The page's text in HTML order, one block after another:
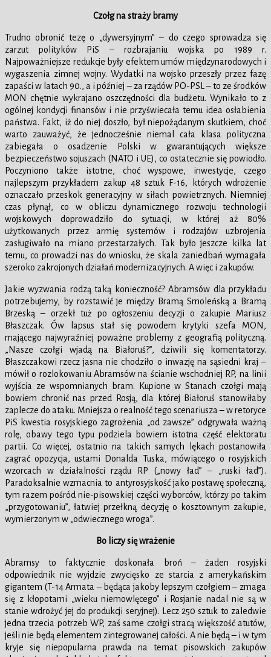
Czołg na straży bramy
Trudno obronić tezę o „dywersyjnym” – do czego sprowadza się
zarzut polityków PiS – rozbrajaniu wojska po 1989 r.
Najpoważniejsze redukcje były efektem umów międzynarodowych i
wygaszenia zimnej wojny. Wydatki na wojsko przeszły przez fazę
zapaści w latach 90., a i później – za rządów PO-PSL – to ze środków
MON chętnie wykrajano oszczędności dla budżetu. Wynikało to z
ogólnej kondycji finansów i nie przyświecała temu idea osłabienia
państwa. Fakt, iż do niej doszło, był niepożądanym skutkiem, choć
warto zauważyć, że jednocześnie niemal cała klasa polityczna
zabiegała o osadzenie Polski w gwarantujących większe
bezpieczeństwo sojuszach (NATO i UE), co ostatecznie się powiodło.
Poczyniono także istotne, choć wyspowe, inwestycje, czego
najlepszym przykładem zakup 48 sztuk F-16, których wdrożenie
oznaczało przeskok generacyjny w siłach powietrznych. Niemniej
czas płynął, co w obliczu dynamicznego rozwoju technologii
wojskowych doprowadziło do sytuacji, w której aż 80%
użytkowanych przez armię systemów i rodzajów uzbrojenia
zasługiwało na miano przestarzałych. Tak było jeszcze kilka lat
temu, co prowadzi nas do wniosku, że skala zaniedbań wymagała
szeroko zakrojonych działań modernizacyjnych. A więc i zakupów.
Jakie wyzwania rodzą taką konieczność? Abramsów dla przykładu
potrzebujemy, by rozstawić je między Bramą Smoleńską a Bramą
Brzeską – orzekł tuż po ogłoszeniu decyzji o zakupie Mariusz
Błaszczak. Ów lapsus stał się powodem krytyki szefa MON,
mającego najwyraźniej poważne problemy z geografią polityczną.
„Nasze czołgi wjadą na Białoruś?”, dziwili się komentatorzy.
Błaszczakowi rzecz jasna nie chodziło o inwazję na sąsiedni kraj –
mówił o rozlokowaniu Abramsów na ścianie wschodniej RP, na linii
wyjścia ze wspomnianych bram. Kupione w Stanach czołgi mają
bowiem chronić nas przed Rosją, dla której Białoruś stanowiłaby
zaplecze do ataku. Mniejsza o realność tego scenariusza – w retoryce
PiS kwestia rosyjskiego zagrożenia „od zawsze” odgrywała ważną
rolę, obawy tego typu podziela bowiem istotna część elektoratu
partii. Co więcej, ostatnio na takich samych lękach postanowiła
zagrać opozycja, ustami Donalda Tuska, mówiącego o rosyjskich
wzorcach w działalności rządu RP („nowy ład” – „ruski ład”).
Paradoksalnie wzmacnia to antyrosyjskość jako postawę społeczną,
tym razem pośród nie-pisowskiej części wyborców, którzy po takim
„przygotowaniu”, łatwiej przełkną decyzję o kosztownym zakupie,
wymierzonym w „odwiecznego wroga”.
Bo liczy się wrażenie
Abramsy to faktycznie doskonała broń – żaden rosyjski
odpowiednik nie wyjdzie zwycięsko ze starcia z amerykańskim
gigantem (T-14 Armata – będąca jakoby lepszym czołgiem – zmaga
się z kłopotami „wieku niemowlęcego” i Rosjanie nadal nie są w
stanie wdrożyć jej do produkcji seryjnej). Lecz 250 sztuk to zaledwie
jedna trzecia potrzeb WP, zaś same czołgi stracą większość atutów,
jeśli nie będą elementem zintegrowanej całości. A nie będą – i w tym
kryje się niepopularna prawda na temat pisowskich zakupów